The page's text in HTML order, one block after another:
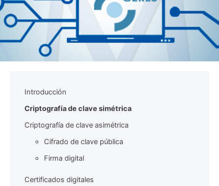
Erakutsi/Ezkutatu
Introducción
Criptografía de clave simétrica
Criptografía de clave asimétrica
Cifrado de clave pública
Firma digital
Certificados digitales